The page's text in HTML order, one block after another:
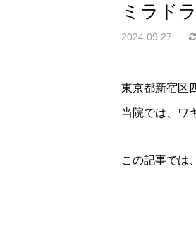
ミラド
2024.09.27
東京都新宿区
当院では、ワ
この記事では、